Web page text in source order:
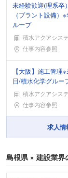
未経験歓迎(理系卒
（プラント設備）
ループ
積水アクアシス
勤務地仕事内容参照
【大阪】施工管理
日/積水化学グルー
積水アクアシス
勤務地仕事内容参照
求人情
島根県× 建設業界